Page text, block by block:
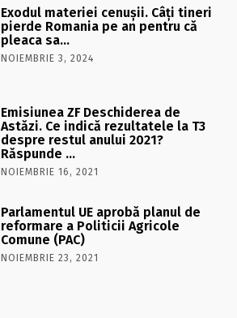
Exodul materiei cenuşii. Câţi tineri
pierde Romania pe an pentru că
pleaca sa…
NOIEMBRIE 3, 2024
Emisiunea ZF Deschiderea de
Astăzi. Ce indică rezultatele la T3
despre restul anului 2021?
Răspunde …
NOIEMBRIE 16, 2021
Parlamentul UE aprobă planul de
reformare a Politicii Agricole
Comune (PAC)
NOIEMBRIE 23, 2021